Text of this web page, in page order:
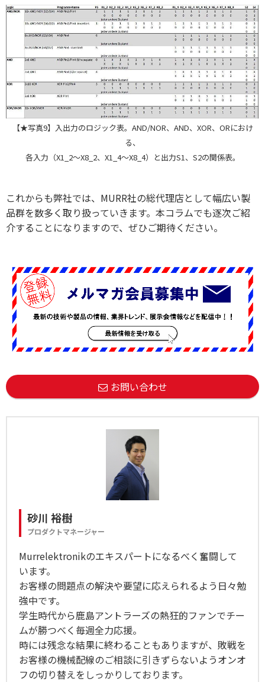
【★写真9】入出力のロジック表。AND/NOR、AND、XOR、ORにおけ
る、
各入力（X1_2～X8_2、X1_4～X8_4）と出力S1、S2の関係表。
これからも弊社では、MURR社の総代理店として幅広い製
品群を数多く取り扱っていきます。本コラムでも逐次ご紹
介することになりますので、ぜひご期待ください。
お問い合わせ
砂川 裕樹
プロダクトマネージャー
Murrelektronikのエキスパートになるべく奮闘して
います。
お客様の問題点の解決や要望に応えられるよう日々勉
強中です。
学生時代から鹿島アントラーズの熱狂的ファンでチー
ムが勝つべく毎週全力応援。
時には残念な結果に終わることもありますが、敗戦を
お客様の機械配線のご相談に引きずらないようオンオ
フの切り替えをしっかりしております。